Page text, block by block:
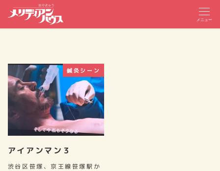
メニュー
鍼灸シーン
アイアンマン３
渋谷区笹塚、京王線笹塚駅か